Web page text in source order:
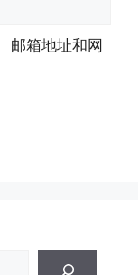
邮箱地址和网